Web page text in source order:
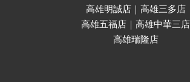
高雄明誠店｜高雄三多店
高雄五福店｜高雄中華三店
高雄瑞隆店